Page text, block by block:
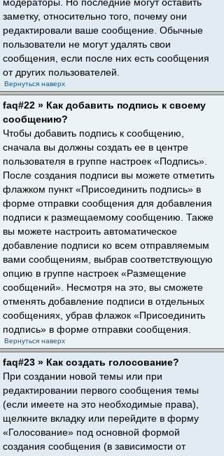
заметку, относительно того, почему они
редактировали ваше сообщение. Обычные
пользователи не могут удалять свои
сообщения, если после них есть сообщения
от других пользователей.
Вернуться наверх
faq#22 » Как добавить подпись к своему
сообщению?
Чтобы добавить подпись к сообщению,
сначала вы должны создать ее в центре
пользователя в группе настроек «Подпись».
После создания подписи вы можете отметить
флажком пункт «Присоединить подпись» в
форме отправки сообщения для добавления
подписи к размещаемому сообщению. Также
вы можете настроить автоматическое
добавление подписи ко всем отправляемым
вами сообщениям, выбрав соответствующую
опцию в группе настроек «Размещение
сообщений». Несмотря на это, вы сможете
отменять добавление подписи в отдельных
сообщениях, убрав флажок «Присоединить
подпись» в форме отправки сообщения.
Вернуться наверх
faq#23 » Как создать голосование?
При создании новой темы или при
редактировании первого сообщения темы
(если имеете на это необходимые права),
щелкните вкладку или перейдите в форму
«Голосование» под основной формой
создания сообщения (в зависимости от